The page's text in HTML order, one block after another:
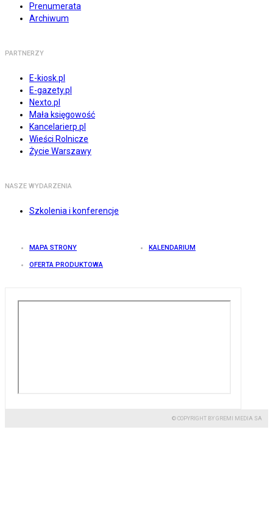
Prenumerata
Archiwum
PARTNERZY
E-kiosk.pl
E-gazety.pl
Nexto.pl
Mała księgowość
Kancelarierp.pl
Wieści Rolnicze
Życie Warszawy
NASZE WYDARZENIA
Szkolenia i konferencje
MAPA STRONY KALENDARIUM
OFERTA PRODUKTOWA
© COPYRIGHT BY GREMI MEDIA SA